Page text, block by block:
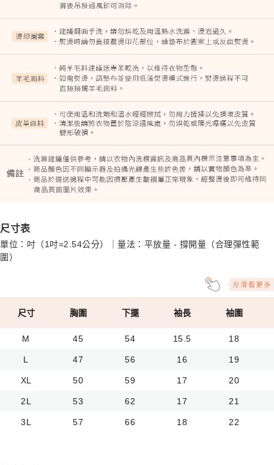
尺寸表
單位：吋（1吋=2.54公分）｜量法：平放量 - 撐開量（合理彈性範
圍）
尺寸 胸圍 下擺 袖長 袖圍
M 45 54 15.5 18
L 47 56 16 19
XL 50 59 17 20
2L 53 62 17 21
3L 57 66 18 22